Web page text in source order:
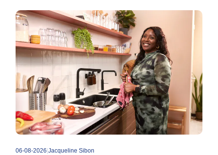
06-08-2026 Jacqueline Sibon